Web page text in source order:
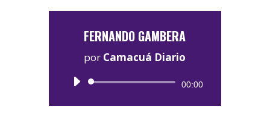
FERNANDO GAMBERA
por Camacuá Diario
Reproductor
00:00